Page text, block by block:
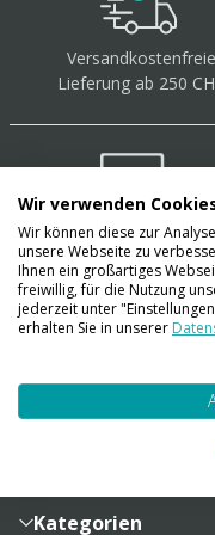
Versandkostenfreie
Lieferung ab 250
Über 40.000 Artikel
Lager
Sendungsverfolgung
Zahlung und
Lieferinformationen
Kategorien
Wir verwenden
Wir können diese zur
unsere Webseite zu
Ihnen ein großartiges
freiwillig, für die Nutzung
jederzeit unter
erhalten Sie in unserer